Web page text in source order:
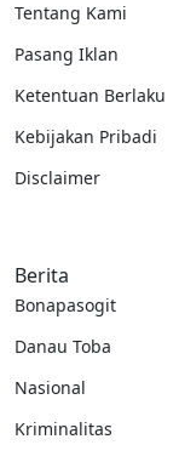
Tentang Kami
Pasang Iklan
Ketentuan Berlaku
Kebijakan Pribadi
Disclaimer
Berita
Bonapasogit
Danau Toba
Nasional
Kriminalitas